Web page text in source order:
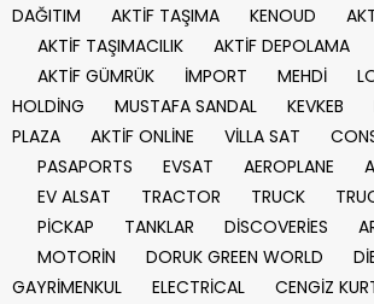
DAĞITIM
AKTİF TAŞIMA KENOUD
AKTİF TAŞIMACILIK
AKTİF DEPOLAMA
AKTİF GÜMRÜK
İMPORT MEHDİ
HOLDİNG
MUSTAFA SANDAL KEVKEB
PLAZA
AKTİF ONLİNE VİLLA SAT
PASAPORTS
EVSAT AEROPLANE
EV ALSAT
TRACTOR TRUCK
PİCKAP
TANKLAR DİSCOVERİES
MOTORİN
DORUK GREEN WORLD
GAYRİMENKUL
ELECTRİCAL
CENGİZ